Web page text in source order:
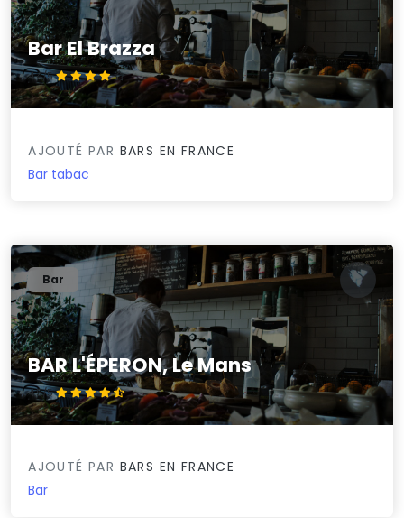
Bar El Brazza
4.4/5
AJOUTÉ PAR BARS EN FRANCE
Bar tabac
BAR L'ÉPERON, Le Mans
4.5/5
Bar
AJOUTÉ PAR BARS EN FRANCE
Bar